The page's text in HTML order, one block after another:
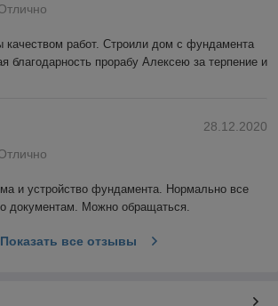
качеством работ. Строили дом с фундамента
благодарность прорабу Алексею за терпение и
28.12.2020
и устройство фундамента. Нормально все
документам. Можно обращаться.
Показать все отзывы